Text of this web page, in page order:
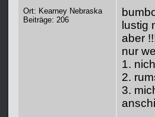
Ort: Kearney Nebraska
Beiträge: 206
lustig
aber
nur
1.
2.
3.